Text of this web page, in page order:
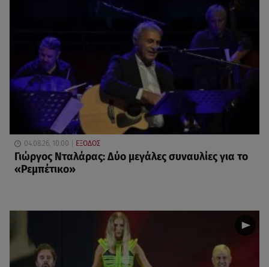
04.08.26, 10:00 ΕΞΟΔΟΣ
Γιώργος Νταλάρας: Δύο μεγάλες συναυλίες για το
«Ρεμπέτικο»